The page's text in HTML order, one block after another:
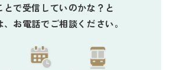
とで受信していのかな？と
お電話でご相談ください。